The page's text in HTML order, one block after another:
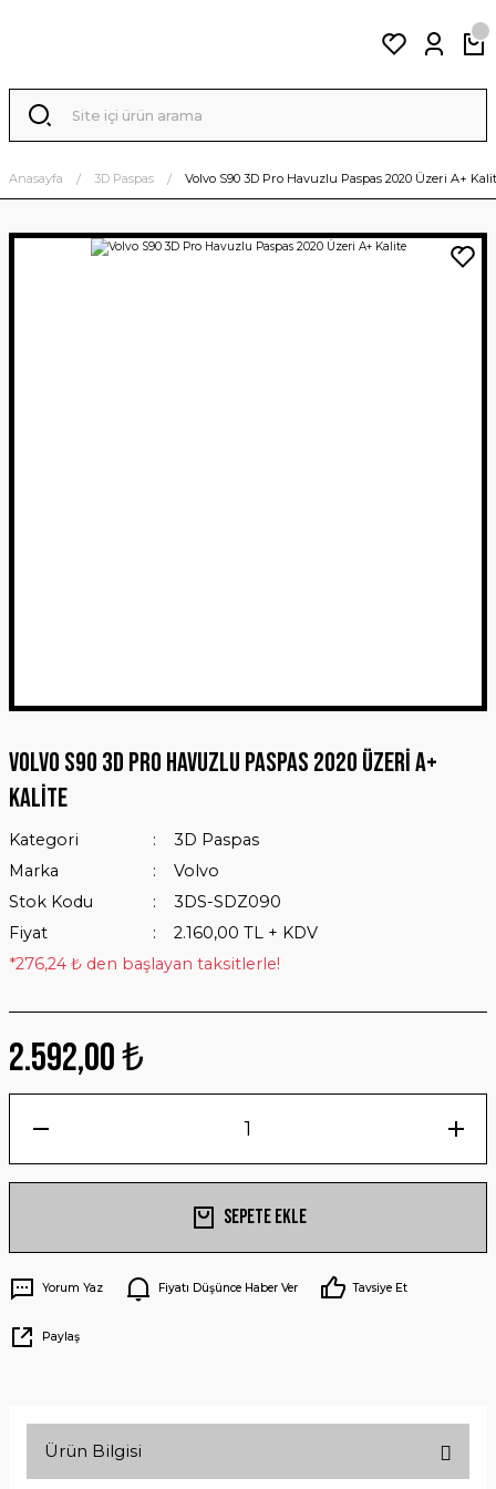
Anasayfa 3D Paspas Volvo S90 3D Pro Havuzlu Paspas 2020 Üzeri A+
Volvo S90 3D Pro Havuzlu Paspas 2020 Üzeri A+
Kalite
Kategori
3D Paspas
Marka
Volvo
Stok Kodu
3DS-SDZ090
Fiyat
2.160,00 TL + KDV
*276,24 ₺ den başlayan taksitlerle!
2.592,00 ₺
Sepete Ekle
Yorum Yaz Fiyatı Düşünce Haber Ver Tavsiye Et
Paylaş
Ürün Bilgisi